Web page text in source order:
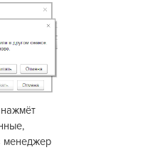
менеджер